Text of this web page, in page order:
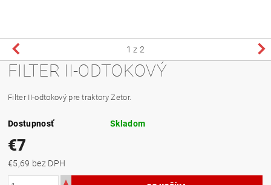
1 z 2
FILTER II-ODTOKOVÝ
Filter II-odtokový pre traktory Zetor.
Dostupnosť Skladom
€7
€5,69 bez DPH